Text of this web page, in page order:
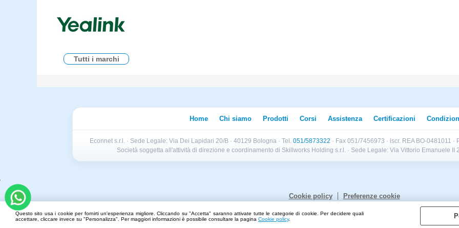
Questo sito usa i cookie per fornirti un'esperienza migliore. Cliccando su "Accetta" saranno attivate tutte le categorie di cookie. Per decidere quali
accettare, cliccare invece su "Personalizza". Per maggiori informazioni è possibile consultare la pagina Cookie policy.
Tutti i marchi
Home Chi siamo Prodotti Corsi Assistenza Certificazioni
Econnet s.r.l. · Sede Legale: Via Dei Lapidari 20/B · 40129 Bologna · Tel. 051/5873322 · Fax 051/7456973 · iscr. REA BO-0481011
Società soggetta all'attività di direzione e coordinamento di Skillworks Holding s.r.l. · Sede Legale: Via Vittorio Emanuele II
Cookie policy Preferenze cookie